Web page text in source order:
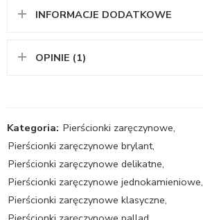
INFORMACJE DODATKOWE
OPINIE (1)
Kategoria: Pierścionki zaręczynowe,
Pierścionki zaręczynowe brylant,
Pierścionki zaręczynowe delikatne,
Pierścionki zaręczynowe jednokamieniowe,
Pierścionki zaręczynowe klasyczne,